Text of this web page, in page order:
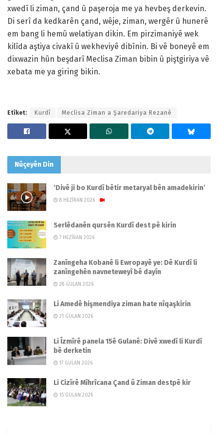
xwedî li ziman, çand û paşeroja me ya hevbeş derkevin.
Di serî da kedkarên çand, wêje, ziman, wergêr û hunerê
em bang li hemû welatiyan dikin. Em pirzimaniyê wek
kilîda aştiya civakî û wekheviyê dibînin. Bi vê boneyê em
dixwazin hûn beşdarî Meclisa Ziman bibin û piştgiriya vê
xebata me ya giring bikin.
Etîket: Kurdî Meclisa Ziman a Şaredariya Rezanê
Nûçeyên Din
‘Divê ji bo Kurdî bêtir metaryal bên amadekirin’
8 HEZÎRAN 2026
Serlêdanên qursên Kurdî dest pê kirin
7 HEZÎRAN 2026
Zanîngeha Kobanê li Ewropayê ye: Dê Kurdî li
zanîngehên navneteweyî bê dayîn
28 GULAN 2026
Li Amedê hişmendiya ziman hate nîqaşkirin
21 GULAN 2026
Li Îzmîrê panela 15ê Gulanê: Divê xwedî li Kurdî
bê derketin
17 GULAN 2026
Li Cizîrê Mîhrîcana Çand û Ziman destpê kir
15 GULAN 2026